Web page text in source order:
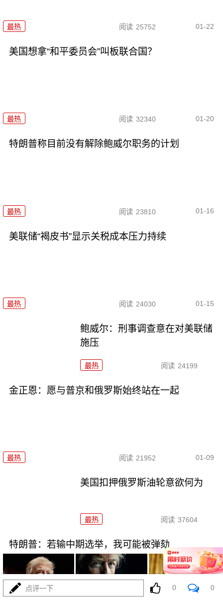
最热 阅读 25752 01-22
美国想拿“和平委员会”叫板联合国？
最热 阅读 32340 01-20
特朗普称目前没有解除鲍威尔职务的计划
最热 阅读 23810 01-16
美联储“褐皮书”显示关税成本压力持续
最热 阅读 24030 01-15
鲍威尔：刑事调查意在对美联储
施压
最热 阅读 24199
金正恩：愿与普京和俄罗斯始终站在一起
最热 阅读 21952 01-09
美国扣押俄罗斯油轮意欲何为
最热 阅读 37604
特朗普：若输中期选举，我可能被弹劾
点评一下 0 0